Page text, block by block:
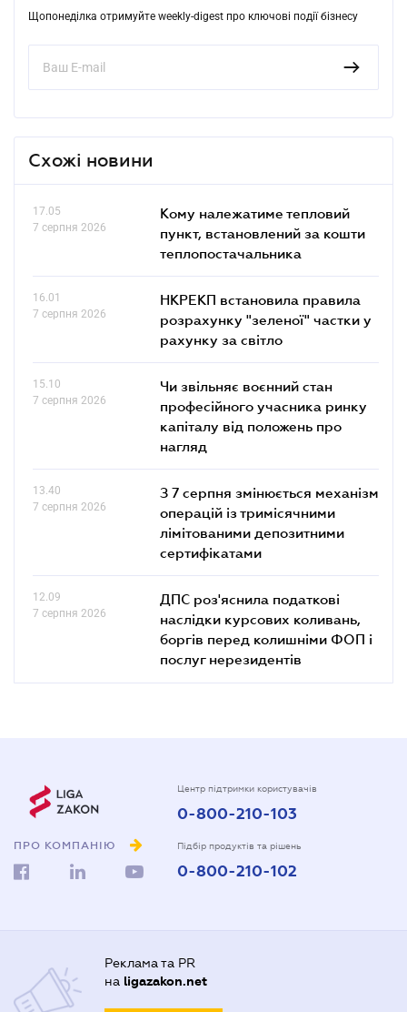
Щопонеділка отримуйте weekly-digest про ключові події бізнесу
Схожі новини
17.05
7 серпня 2026
Кому належатиме тепловий
пункт, встановлений за кошти
теплопостачальника
16.01
7 серпня 2026
НКРЕКП встановила правила
розрахунку "зеленої" частки у
рахунку за світло
15.10
7 серпня 2026
Чи звільняє воєнний стан
професійного учасника ринку
капіталу від положень про
нагляд
13.40
7 серпня 2026
З 7 серпня змінюється механізм
операцій із тримісячними
лімітованими депозитними
сертифікатами
12.09
7 серпня 2026
ДПС роз'яснила податкові
наслідки курсових коливань,
боргів перед колишніми ФОП і
послуг нерезидентів
ПРО КОМПАНІЮ
Центр підтримки користувачів
0-800-210-103
Підбір продуктів та рішень
0-800-210-102
Реклама та PR
на ligazakon.net